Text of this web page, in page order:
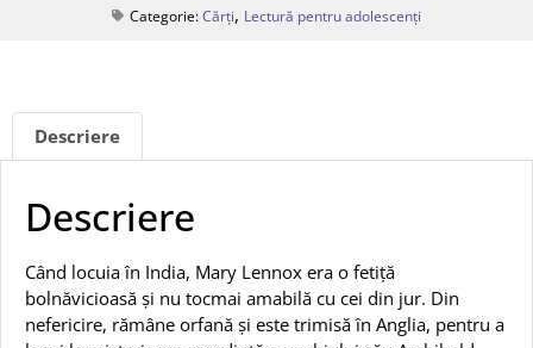
Categorie:Cărți, Lectură pentru adolescenți
Descriere
Descriere
Când locuia în India, Mary Lennox era o fetiță
bolnăvicioasă și nu tocmai amabilă cu cei din jur. Din
nefericire, rămâne orfană și este trimisă în Anglia, pentru a